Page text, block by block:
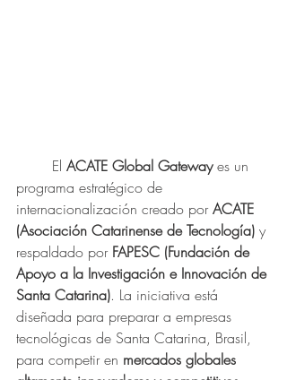
El ACATE Global Gateway es un
programa estratégico de
internacionalización creado por ACATE
(Asociación Catarinense de Tecnología) y
respaldado por FAPESC (Fundación de
Apoyo a la Investigación e Innovación de
Santa Catarina). La iniciativa está
diseñada para preparar a empresas
tecnológicas de Santa Catarina, Brasil,
para competir en mercados globales